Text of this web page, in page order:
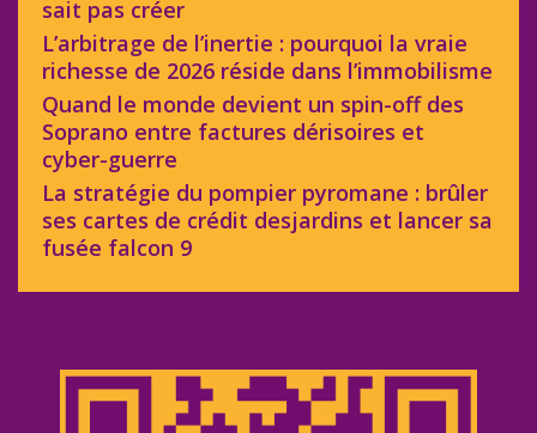
sait pas créer
L’arbitrage de l’inertie : pourquoi la vraie
richesse de 2026 réside dans l’immobilisme
Quand le monde devient un spin-off des
Soprano entre factures dérisoires et
cyber-guerre
La stratégie du pompier pyromane : brûler
ses cartes de crédit desjardins et lancer sa
fusée falcon 9